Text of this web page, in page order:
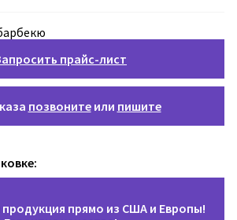
прайс-лист
позвонитеили пишите
прямо из США и Европы!